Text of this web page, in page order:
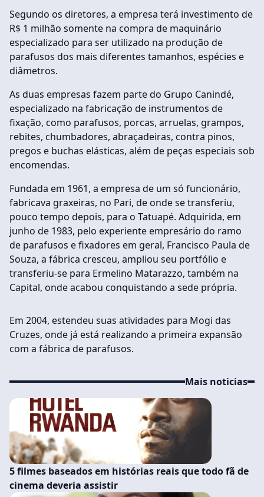
Segundo os diretores, a empresa terá investimento de
R$ 1 milhão somente na compra de maquinário
especializado para ser utilizado na produção de
parafusos dos mais diferentes tamanhos, espécies e
diâmetros.
As duas empresas fazem parte do Grupo Canindé,
especializado na fabricação de instrumentos de
fixação, como parafusos, porcas, arruelas, grampos,
rebites, chumbadores, abraçadeiras, contra pinos,
pregos e buchas elásticas, além de peças especiais sob
encomendas.
Fundada em 1961, a empresa de um só funcionário,
fabricava graxeiras, no Pari, de onde se transferiu,
pouco tempo depois, para o Tatuapé. Adquirida, em
junho de 1983, pelo experiente empresário do ramo
de parafusos e fixadores em geral, Francisco Paula de
Souza, a fábrica cresceu, ampliou seu portfólio e
transferiu-se para Ermelino Matarazzo, também na
Capital, onde acabou conquistando a sede própria.
Em 2004, estendeu suas atividades para Mogi das
Cruzes, onde já está realizando a primeira expansão
com a fábrica de parafusos.
Mais noticias
5 filmes baseados em histórias reais que todo fã de
cinema deveria assistir